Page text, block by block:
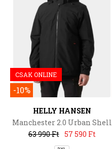
CSAK ONLINE
-10%
HELLY HANSEN
Manchester 2.0 Urban Shell
JKT
63 990 Ft 57 590 Ft